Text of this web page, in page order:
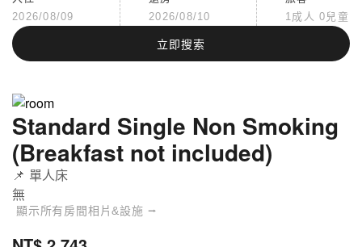
2026/08/09
2026/08/10
1成人 0兒童
立即搜索
Standard Single Non Smoking
(Breakfast not included)
📌 單人床
無
顯示所有房間相片&設施 ⭢